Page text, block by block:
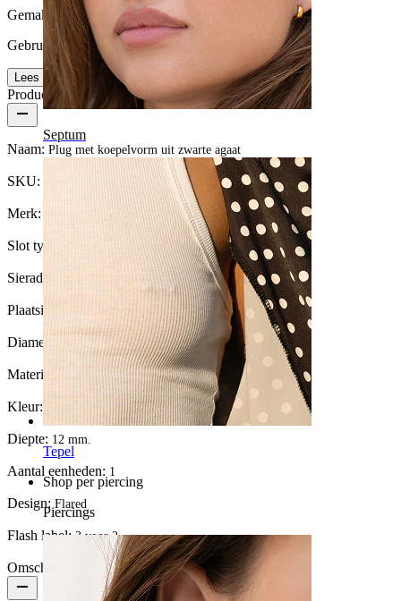
Septum
Tepel
Shop per piercing
Piercings
Gemak van gebruik
Gebruikersvriendelijk
Lees meer
Productdetails
Naam: Plug met koepelvorm uit zwarte agaat
SKU:
Merk: Bodymod Trend
Slot type:
Sieraden type: Plug, Uitlopende plug
Plaatsing: Stretching
Diameter van de stretch:6 mm.
Materiaal: Zwarte agaat
Kleur:
Diepte: 12 mm.
Aantal eenheden: 1
Design: Flared
Flash label: 3 voor 2
Omschrijving